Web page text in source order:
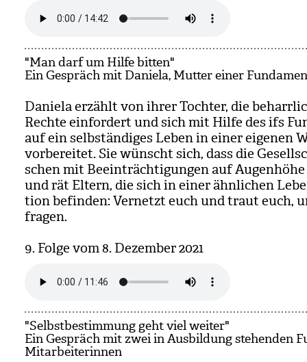
"Man darf um Hilfe bitten"
Ein Gespräch mit Daniela, Mutter einer
Daniela erzählt von ihrer Toch­ter, die
Rechte ein­for­dert und sich mit Hilfe des ifs
auf ein selb­stän­di­ges Leben in einer eige­nen
vor­be­rei­tet. Sie wünscht sich, dass die
schen mit Beein­träch­ti­gun­gen auf Augen­höhe
und rät Eltern, die sich in einer ähn­li­chen
tion befin­den: Ver­netzt euch und traut euch,
fra­gen.
9. Folge vom 8. Dezem­ber 2021
"Selbstbestimmung geht viel weiter"
Ein Gespräch mit zwei in Ausbildung stehenden
Mitarbeiterinnen